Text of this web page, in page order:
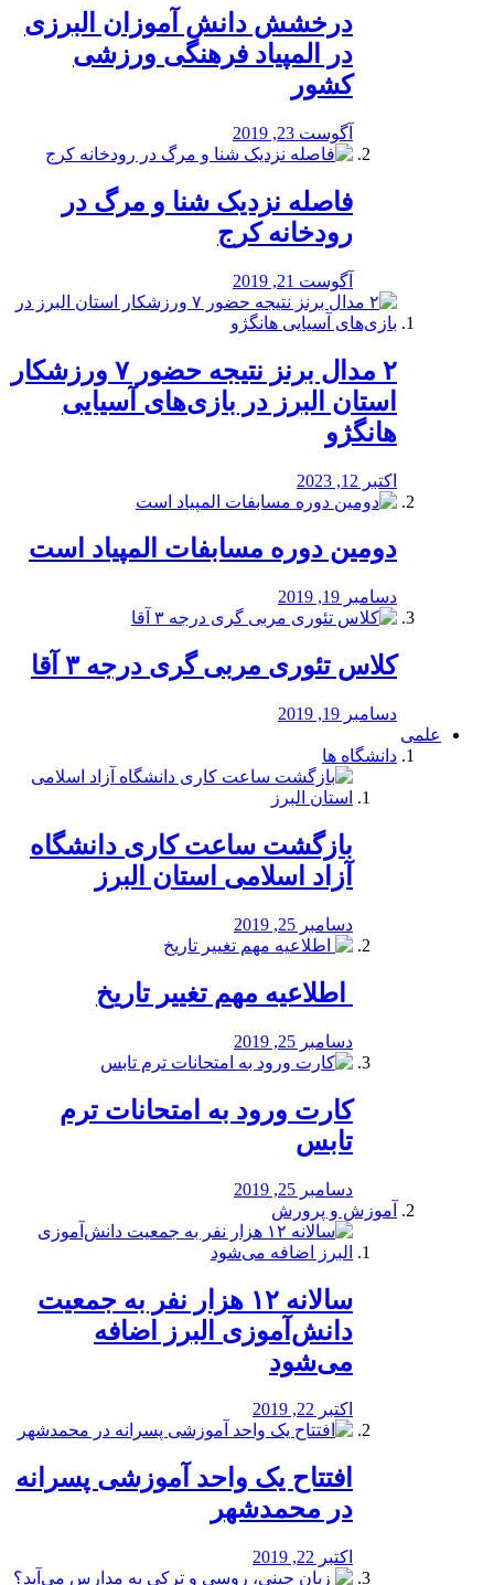
درخشش دانش آموزان البرزی
در المپیاد فرهنگی ورزشی
کشور
آگوست 23, 2019
️فاصله نزدیک شنا و مرگ در
رودخانه کرج
آگوست 21, 2019
۲ مدال برنز نتیجه حضور ۷ ورزشکار
استان البرز در بازی‌های آسیایی
هانگژو
اکتبر 12, 2023
دومین دوره مسابفات المپیاد است
دسامبر 19, 2019
کلاس تئوری مربی گری درجه ۳ آقا
دسامبر 19, 2019
علمی
دانشگاه ها
بازگشت ساعت کاری دانشگاه
آزاد اسلامی استان البرز
دسامبر 25, 2019
️ اطلاعیه مهم تغییر تاریخ
دسامبر 25, 2019
کارت ورود به امتحانات ترم
تابس
دسامبر 25, 2019
آموزش و پرورش
️سالانه ۱۲ هزار نفر به جمعیت
دانش‌آموزی البرز اضافه
می‌شود
اکتبر 22, 2019
افتتاح یک واحد آموزشی پسرانه
در محمدشهر
اکتبر 22, 2019